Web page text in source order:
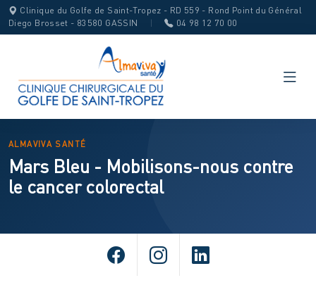
Clinique du Golfe de Saint-Tropez - RD 559 - Rond Point du Général
Diego Brosset - 83580 GASSIN
04 98 12 70 00
ALMAVIVA SANTÉ
Mars Bleu - Mobilisons-nous contre
le cancer colorectal